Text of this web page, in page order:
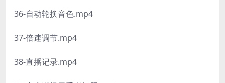
36-自动轮换音色.mp4
37-倍速调节.mp4
38-直播记录.mp4